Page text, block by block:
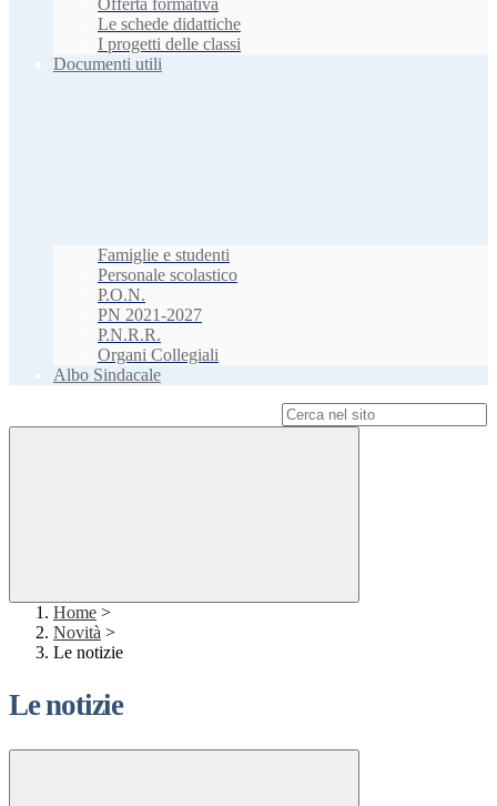
Offerta formativa
Le schede didattiche
I progetti delle classi
Documenti utili
Famiglie e studenti
Personale scolastico
P.O.N.
PN 2021-2027
P.N.R.R.
Organi Collegiali
Albo Sindacale
Home >
Novità >
Le notizie
Le notizie